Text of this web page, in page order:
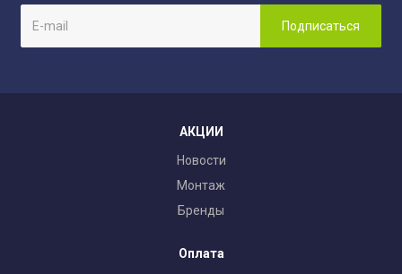
АКЦИИ
Новости
Монтаж
Бренды
Оплата